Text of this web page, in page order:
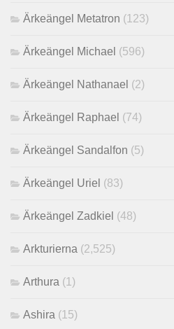
Ärkeängel Metatron (123)
Ärkeängel Michael (596)
Ärkeängel Nathanael (2)
Ärkeängel Raphael (74)
Ärkeängel Sandalfon (5)
Ärkeängel Uriel (83)
Ärkeängel Zadkiel (48)
Arkturierna (2,525)
Arthura (1)
Ashira (15)